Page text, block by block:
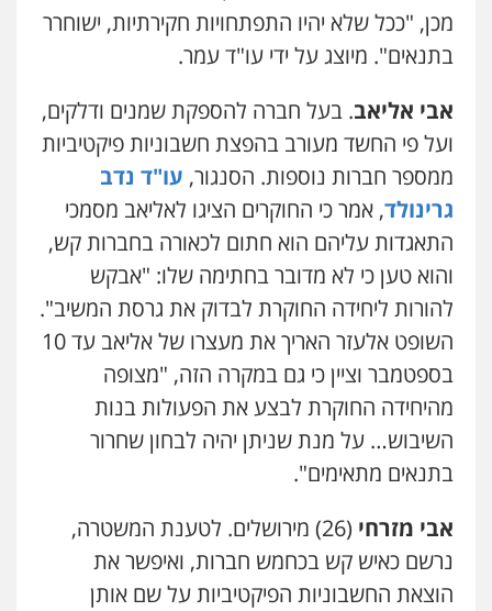
מכן, "ככל שלא יהיו התפתחויות חקירתיות, ישוחרר
בתנאים". מיוצג על ידי עו"ד עמר.
אבי אליאב. בעל חברה להספקת שמנים ודלקים,
ועל פי החשד מעורב בהפצת חשבוניות פיקטיביות
ממספר חברות נוספות. הסנגור, עו"ד נדב
גרינולד, אמר כי החוקרים הציגו לאליאב מסמכי
התאגדות עליהם הוא חתום לכאורה בחברות קש,
והוא טען כי לא מדובר בחתימה שלו: "אבקש
להורות ליחידה החוקרת לבדוק את גרסת המשיב".
השופט אלעזר האריך את מעצרו של אליאב עד 10
בספטמבר וציין כי גם במקרה הזה, "מצופה
מהיחידה החוקרת לבצע את הפעולות בנות
השיבוש… על מנת שניתן יהיה לבחון שחרור
בתנאים מתאימים".
אבי מזרחי
(26) מירושלים. לטענת המשטרה,
נרשם כאיש קש בכחמש חברות, ואיפשר את
הוצאת החשבוניות הפיקטיביות על שם אותן